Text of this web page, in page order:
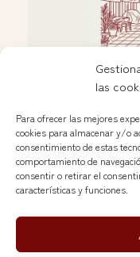
las
Para ofrecer las mejores
cookies para almacenar y/o
consentimiento de estas
comportamiento de
consentir o retirar el
características y funciones.
Celebración
Ver más »